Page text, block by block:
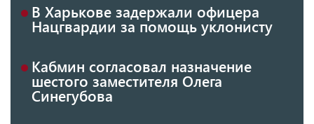
В Харькове задержали офицера
Нацгвардии за помощь уклонисту
Кабмин согласовал назначение
шестого заместителя Олега
Синегубова